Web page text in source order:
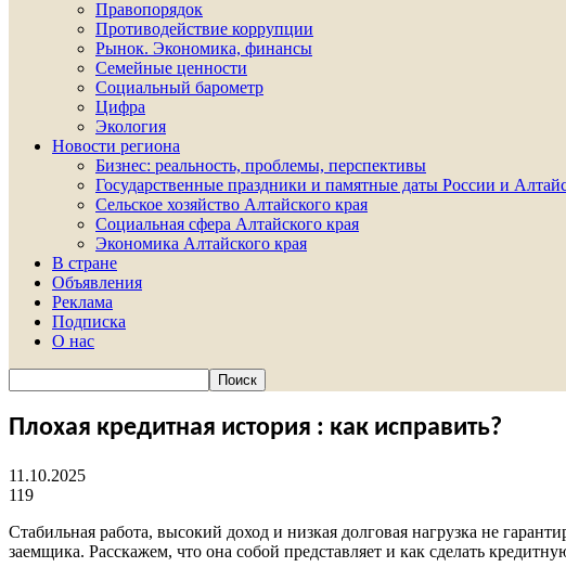
Правопорядок
Противодействие коррупции
Рынок. Экономика, финансы
Семейные ценности
Социальный барометр
Цифра
Экология
Новости региона
Бизнес: реальность, проблемы, перспективы
Государственные праздники и памятные даты России и
Сельское хозяйство Алтайского края
Социальная сфера Алтайского края
Экономика Алтайского края
В стране
Объявления
Реклама
Подписка
О нас
Плохая кредитная история : как исправить?
11.10.2025
119
Стабильная работа, высокий доход и низкая долговая нагрузка не
заемщика. Расскажем, что она собой представляет и как сделать